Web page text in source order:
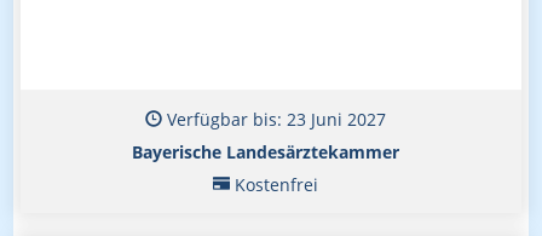
Verfügbar bis: 23 Juni 2027
Bayerische Landesärztekammer
Kostenfrei